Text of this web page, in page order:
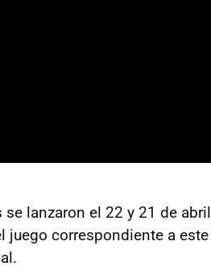
lanzaron el 22 y 21 de abril
juego correspondiente a este